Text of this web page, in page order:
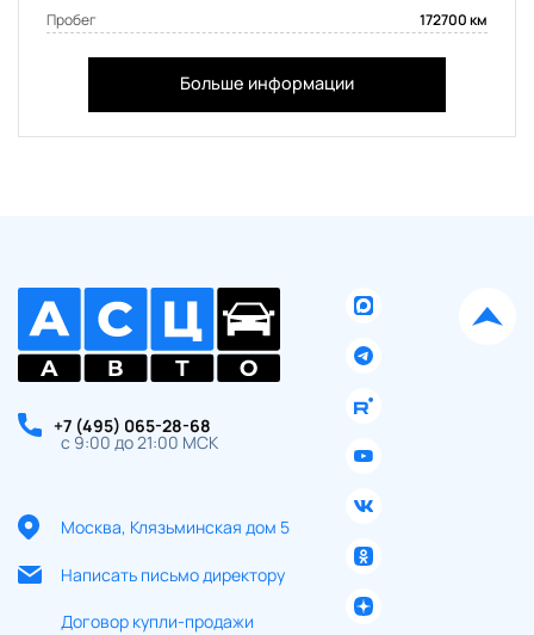
Пробег 172700 км
Больше информации
+7 (495) 065-28-68
с 9:00 до 21:00 МСК
Москва, Клязьминская дом 5
Написать письмо директору
Договор купли-продажи